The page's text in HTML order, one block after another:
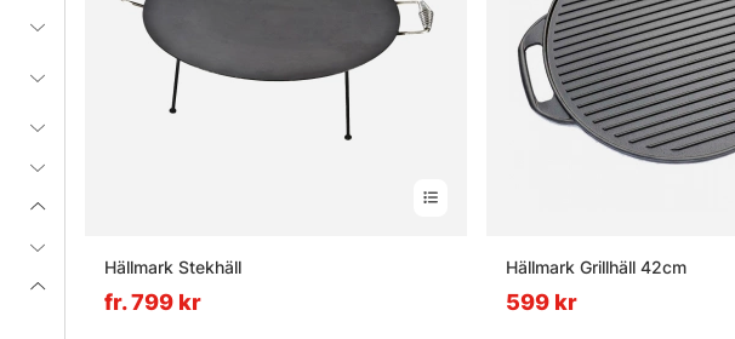
Hällmark Stekhäll
fr. 799 kr
Hällmark Grillhäll 42cm
599 kr